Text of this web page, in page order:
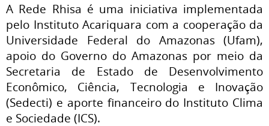
A Rede Rhisa é uma iniciativa implementada
pelo Instituto Acariquara com a cooperação da
Universidade Federal do Amazonas (Ufam),
apoio do Governo do Amazonas por meio da
Secretaria de Estado de Desenvolvimento
Econômico, Ciência, Tecnologia e Inovação
(Sedecti) e aporte financeiro do Instituto Clima
e Sociedade (ICS).